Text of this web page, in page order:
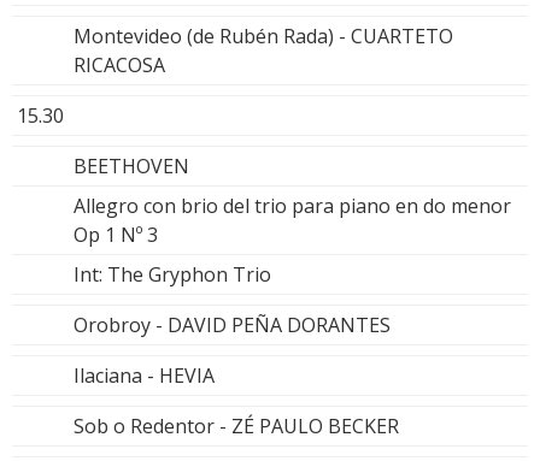
Montevideo (de Rubén Rada) - CUARTETO
RICACOSA
15.30
BEETHOVEN
Allegro con brio del trio para piano en do menor
Op 1 Nº 3
Int: The Gryphon Trio
Orobroy - DAVID PEÑA DORANTES
Ilaciana - HEVIA
Sob o Redentor - ZÉ PAULO BECKER